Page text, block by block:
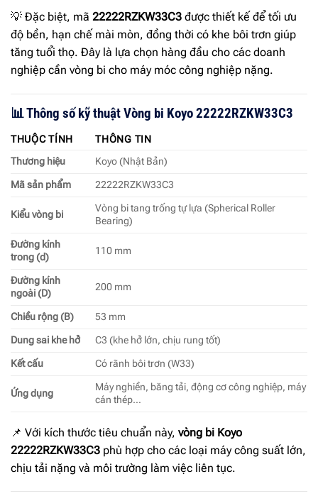
💡 Đặc biệt, mã 22222RZKW33C3 được thiết kế để tối ưu
độ bền, hạn chế mài mòn, đồng thời có khe bôi trơn giúp
tăng tuổi thọ. Đây là lựa chọn hàng đầu cho các doanh
nghiệp cần vòng bi cho máy móc công nghiệp nặng.
📊 Thông số kỹ thuật Vòng bi Koyo 22222RZKW33C3
THUỘC TÍNH
THÔNG TIN
Thương hiệu
Koyo (Nhật Bản)
Mã sản phẩm
22222RZKW33C3
Kiểu vòng bi
Vòng bi tang trống tự lựa (Spherical Roller
Bearing)
Đường kính
trong (d)
110 mm
Đường kính
ngoài (D)
200 mm
Chiều rộng (B)
53 mm
Dung sai khe hở
C3 (khe hở lớn, chịu rung tốt)
Kết cấu
Có rãnh bôi trơn (W33)
Ứng dụng
Máy nghiền, băng tải, động cơ công nghiệp, máy
cán thép…
📌 Với kích thước tiêu chuẩn này, vòng bi Koyo
22222RZKW33C3 phù hợp cho các loại máy công suất lớn,
chịu tải nặng và môi trường làm việc liên tục.